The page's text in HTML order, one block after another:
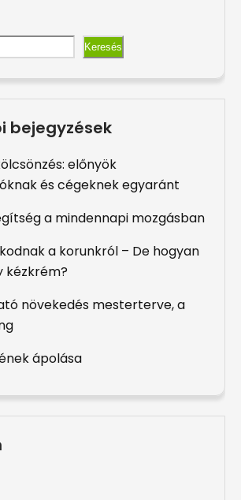
Keresés
bejegyzések
előnyök
és cégeknek egyaránt
a mindennapi mozgásban
a korunkról – De hogyan
kézkrém?
növekedés mesterterve, a
ápolása